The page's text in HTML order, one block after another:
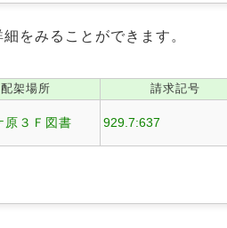
をみることができます。
配架場所 請求記号
原３Ｆ図書 929.7:637